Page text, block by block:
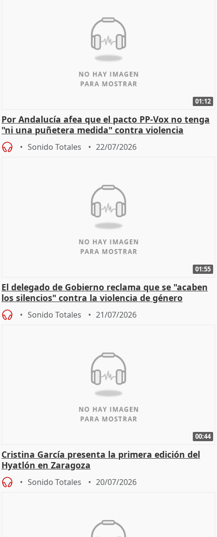
01:12
Por Andalucía afea que el pacto PP-Vox no tenga
"ni una puñetera medida" contra violencia
machista
Sonido Totales 22/07/2026
01:55
El delegado de Gobierno reclama que se "acaben
los silencios" contra la violencia de género
Sonido Totales 21/07/2026
00:44
Cristina García presenta la primera edición del
Hyatlón en Zaragoza
Sonido Totales 20/07/2026